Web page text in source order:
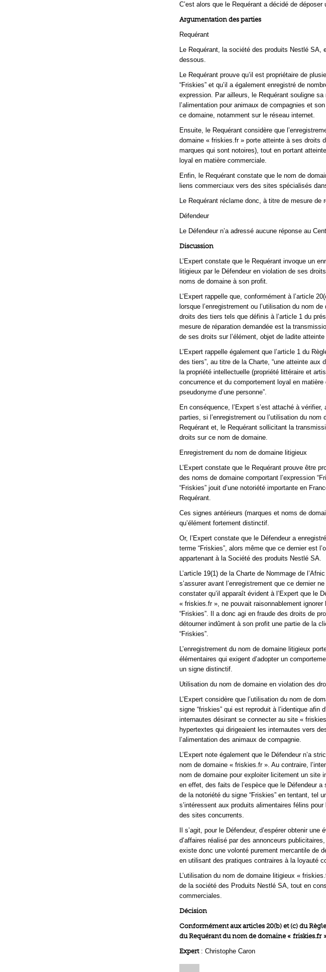
C’est alors que le Requérant a décidé de déposer
Argumentation des parties
Requérant
Le Requérant, la société des produits Nestlé SA,
dessous.
Le Requérant prouve qu’il est propriétaire de
“Friskies” et qu’il a également enregistré de
expression. Par ailleurs, le Requérant souligne
l’alimentation pour animaux de compagnies et
ce domaine, notamment sur le réseau internet.
Ensuite, le Requérant considère que
domaine « friskies.fr » porte atteinte à ses droits
marques qui sont notoires), tout en portant
loyal en matière commerciale.
Enfin, le Requérant constate que le nom de
liens commerciaux vers des sites spécialisés
Le Requérant réclame donc, à titre de mesure
Défendeur
Le Défendeur n’a adressé aucune réponse au
Discussion
L’Expert constate que le Requérant invoque un
litigieux par le Défendeur en violation de ses
noms de domaine à son profit.
L’Expert rappelle que, conformément à l’article
lorsque l’enregistrement ou l’utilisation du nom
droits des tiers tels que définis à l’article 1 du
mesure de réparation demandée est la
de ses droits sur l’élément, objet de ladite
L’Expert rappelle également que l’article 1 du
des tiers”, au titre de la Charte, “une atteinte
la propriété intellectuelle (propriété littéraire et
concurrence et du comportement loyal en
pseudonyme d’une personne”.
En conséquence, l’Expert s’est attaché à
parties, si l’enregistrement ou l’utilisation du
Requérant et, le Requérant sollicitant la
droits sur ce nom de domaine.
Enregistrement du nom de domaine litigieux
L’Expert constate que le Requérant prouve être
des noms de domaine comportant l’expression
“Friskies” jouit d’une notoriété importante en
Requérant.
Ces signes antérieurs (marques et noms de
qu’élément fortement distinctif.
Or, l’Expert constate que le Défendeur a
terme “Friskies”, alors même que ce dernier est
appartenant à la Société des produits Nestlé SA.
L’article 19(1) de la Charte de Nommage de
s’assurer avant l’enregistrement que ce dernier
constater qu’il apparaît évident à l’Expert que le
« friskies.fr », ne pouvait raisonnablement
“Friskies”. Il a donc agi en fraude des droits de
détourner indûment à son profit une partie de la
“Friskies”.
L’enregistrement du nom de domaine litigieux
élémentaires qui exigent d’adopter un
un signe distinctif.
Utilisation du nom de domaine en violation des
L’Expert considère que l’utilisation du nom de
signe “friskies” qui est reproduit à l’identique afin
internautes désirant se connecter au site «
hypertextes qui dirigeaient les internautes vers
l’alimentation des animaux de compagnie.
L’Expert note également que le Défendeur n’a
nom de domaine « friskies.fr ». Au contraire,
nom de domaine pour exploiter licitement un site
en effet, des faits de l’espèce que le Défendeur
de la notoriété du signe “Friskies” en tentant, tel
s’intéressent aux produits alimentaires félins
des sites concurrents.
Il s’agit, pour le Défendeur, d’espérer obtenir
d’affaires réalisé par des annonceurs
existe donc une volonté purement mercantile de
en utilisant des pratiques contraires à la loyauté
L’utilisation du nom de domaine litigieux «
de la société des Produits Nestlé SA, tout en
commerciales.
Décision
Conformément aux articles 20(b) et (c) du
du Requérant du nom de domaine « friskies.fr
Expert: Christophe Caron